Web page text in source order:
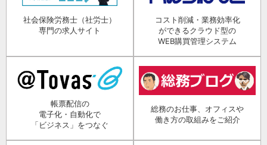
社会保険労務士（社労士）
専門の求人サイト
コスト削減・業務効率化
ができるクラウド型の
WEB購買管理システム
帳票配信の
電子化・自動化で
「ビジネス」をつなぐ
総務のお仕事、オフィスや
働き方の取組みをご紹介